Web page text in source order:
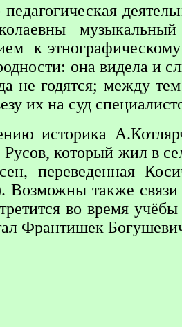
к
она видела и
не годятся; между
их на суд
историка
который жил в
переведенная
Возможны также
во время
Франтишек